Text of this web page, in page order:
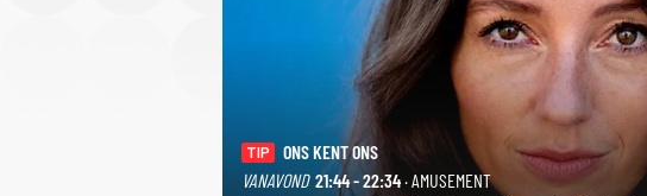
TIP
ONS KENT ONS
VANAVOND 21:44 - 22:34· AMUSEMENT